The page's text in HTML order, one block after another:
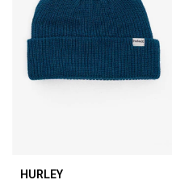
HURLEY